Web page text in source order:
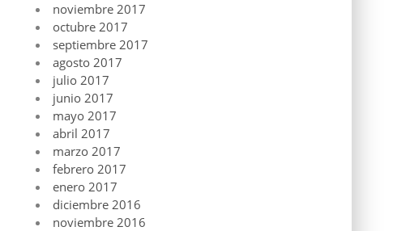
noviembre 2017
octubre 2017
septiembre 2017
agosto 2017
julio 2017
junio 2017
mayo 2017
abril 2017
marzo 2017
febrero 2017
enero 2017
diciembre 2016
noviembre 2016